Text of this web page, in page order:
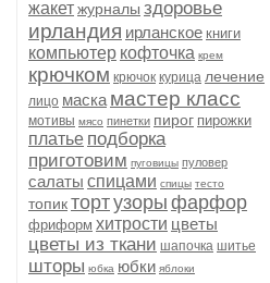
жакетжурналы здоровье
ирландия ирланское книги
компьютер кофточка крем
крючком крючок курица лечение
лицо маска мастер класс
мотивы мясо пинетки пирог пирожки
платье подборка
приготовим пуговицы пуловер
салаты спицами спицы тесто
топиктортузоры фарфор
фриформ хитрости цветы
цветы из ткани шапочка шитье
шторы юбка юбки яблоки